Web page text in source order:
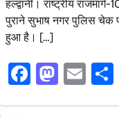
हल्द्वानी। राष्ट्रीय
पुराने सुभाष नगर पुलिस चेक
हुआ है। […]
Facebook